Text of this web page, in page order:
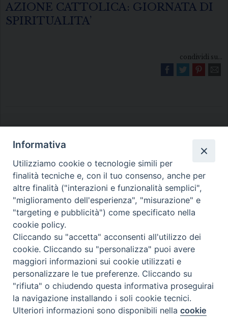
AZIONE CATTOLICA: GIORNATA DI
SPIRITUALITA’
condividi su...
Diocesi di Melfi Rapolla Venosa
• Largo Duomo, 12 - 85025 MELFI (PZ) •
Tel. 0972238604
PEC ufficiale della Diocesi:
diocesi.melfi_rapolla_venosa@legalmail.it
Preferenze Cookie
Informativa
Utilizziamo cookie o tecnologie simili per
finalità tecniche e, con il tuo consenso, anche per
altre finalità ("interazioni e funzionalità semplici",
"miglioramento dell'esperienza", "misurazione" e
"targeting e pubblicità") come specificato nella
cookie policy.
Cliccando su "accetta" acconsenti all'utilizzo dei
cookie. Cliccando su "personalizza" puoi avere
maggiori informazioni sui cookie utilizzati e
personalizzare le tue preferenze. Cliccando su
"rifiuta" o chiudendo questa informativa proseguirai
la navigazione installando i soli cookie tecnici.
Ulteriori informazioni sono disponibili nellacookie